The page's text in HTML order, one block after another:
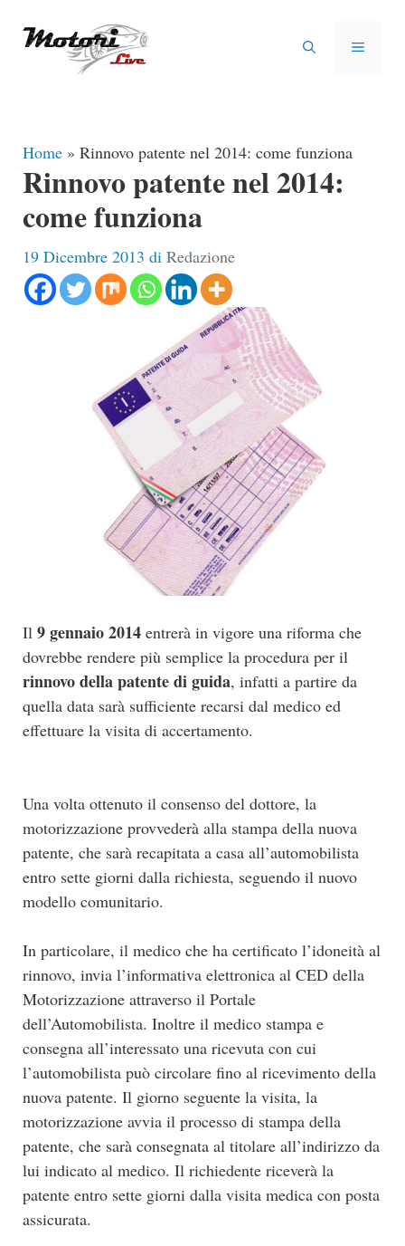
MENU
Home » Rinnovo patente nel 2014: come funziona
Rinnovo patente nel 2014:
come funziona
19 Dicembre 2013 di Redazione
Il 9 gennaio 2014 entrerà in vigore una riforma che
dovrebbe rendere più semplice la procedura per il
rinnovo della patente di guida, infatti a partire da
quella data sarà sufficiente recarsi dal medico ed
effettuare la visita di accertamento.
Una volta ottenuto il consenso del dottore, la
motorizzazione provvederà alla stampa della nuova
patente, che sarà recapitata a casa all’automobilista
entro sette giorni dalla richiesta, seguendo il nuovo
modello comunitario.
In particolare, il medico che ha certificato l’idoneità al
rinnovo, invia l’informativa elettronica al CED della
Motorizzazione attraverso il Portale
dell’Automobilista. Inoltre il medico stampa e
consegna all’interessato una ricevuta con cui
l’automobilista può circolare fino al ricevimento della
nuova patente. Il giorno seguente la visita, la
motorizzazione avvia il processo di stampa della
patente, che sarà consegnata al titolare all’indirizzo da
lui indicato al medico. Il richiedente riceverà la
patente entro sette giorni dalla visita medica con posta
assicurata.